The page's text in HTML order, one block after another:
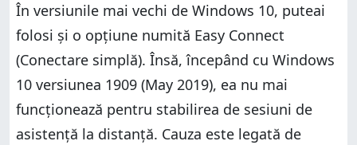
În versiunile mai vechi de Windows 10, puteai
folosi și o opțiune numită Easy Connect
(Conectare simplă). Însă, începând cu Windows
10 versiunea 1909 (May 2019), ea nu mai
funcționează pentru stabilirea de sesiuni de
asistență la distanță. Cauza este legată de